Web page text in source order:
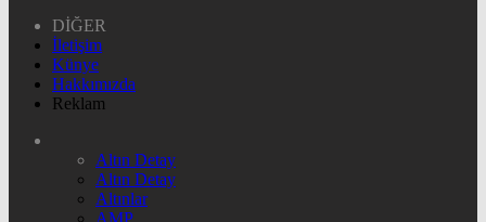
DİĞER
İletişim
Künye
Hakkımızda
Reklam
Altın Detay
Altın Detay
Altınlar